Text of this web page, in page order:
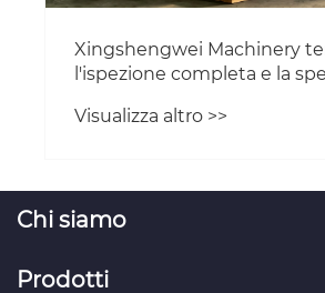
Xingshengwei Machinery
l'ispezione completa e la
acciaio inossidabile per un
Visualizza altro >>
Chi siamo
Prodotti